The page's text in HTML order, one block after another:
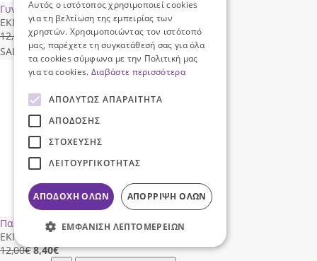
Γυναικεία σαγιονάρα CD366
ΕΚΠΤΩΣΗ 30%
12,00€ 8,40€
SALE
NEW ΓΡΗΓΟΡΗ ΑΓΟΡΑ
Παιδικό Clogs ΚΕC260037
ΕΚΠΤΩΣΗ 30%
12,00€ 8,40€
Αυτός ο ιστότοπος χρησιμοποιεί cookies
για τη βελτίωση της εμπειρίας των
χρηστών. Χρησιμοποιώντας τον ιστότοπό
μας, παρέχετε τη συγκατάθεσή σας για όλα
τα cookies σύμφωνα με την Πολιτική μας
για τα cookies. Διαβάστε περισσότερα
ΑΠΟΛΎΤΩΣ ΑΠΑΡΑΊΤΗΤΑ
ΑΠΌΔΟΣΗΣ
ΣΤΌΧΕΥΣΗΣ
ΛΕΙΤΟΥΡΓΙΚΌΤΗΤΑΣ
ΑΠΟΔΟΧΉ ΌΛΩΝ ΑΠΌΡΡΙΨΗ ΌΛΩΝ
ΕΜΦΆΝΙΣΗ ΛΕΠΤΟΜΕΡΕΙΏΝ